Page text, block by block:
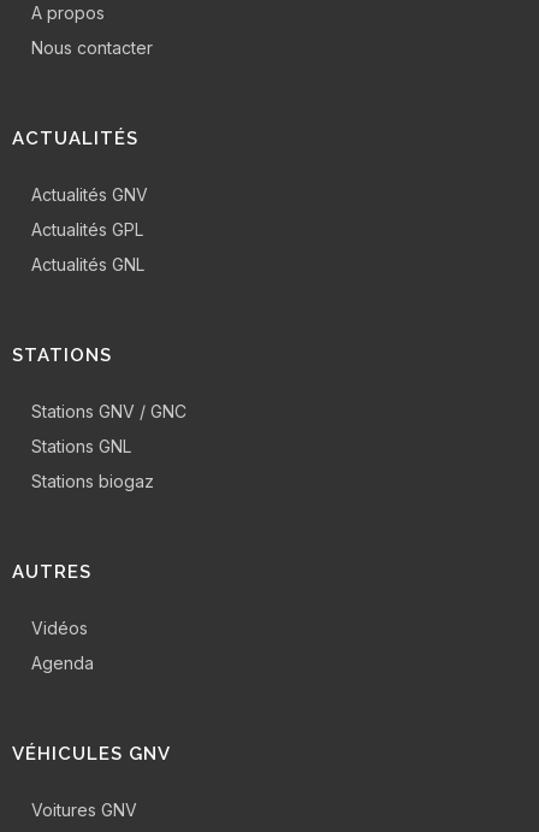
A propos
Nous contacter
ACTUALITÉS
Actualités GNV
Actualités GPL
Actualités GNL
STATIONS
Stations GNV / GNC
Stations GNL
Stations biogaz
AUTRES
Vidéos
Agenda
VÉHICULES GNV
Voitures GNV